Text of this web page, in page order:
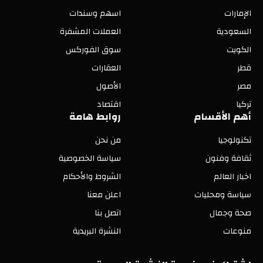
الإمارات
السعودية
الكويت
قطر
مصر
تركيا
اسهم وسندات
العملات المشفرة
سوق الفوركس
العقارات
الأصول
اقتصاد
أهم الأقسام
تكنولوجيا
ثقافة وفنون
اخبار العالم
سياسة ومحليات
صحة وجمال
منوعات
روابط هامة
من نحن
سياسة الخصوصية
الشروط والأحكام
اعلن معنا
اتصل بنا
النشرة البريدية